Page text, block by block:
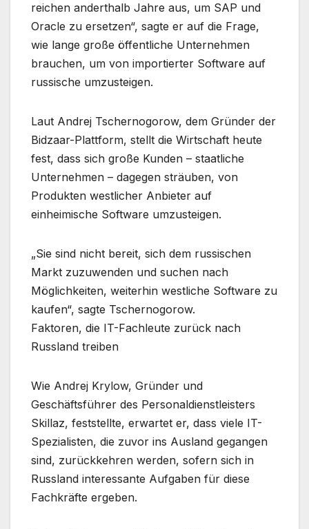
reichen anderthalb Jahre aus, um SAP und
Oracle zu ersetzen“, sagte er auf die Frage,
wie lange große öffentliche Unternehmen
brauchen, um von importierter Software auf
russische umzusteigen.
Laut Andrej Tschernogorow, dem Gründer der
Bidzaar-Plattform, stellt die Wirtschaft heute
fest, dass sich große Kunden – staatliche
Unternehmen – dagegen sträuben, von
Produkten westlicher Anbieter auf
einheimische Software umzusteigen.
„Sie sind nicht bereit, sich dem russischen
Markt zuzuwenden und suchen nach
Möglichkeiten, weiterhin westliche Software zu
kaufen“, sagte Tschernogorow.
Faktoren, die IT-Fachleute zurück nach
Russland treiben
Wie Andrej Krylow, Gründer und
Geschäftsführer des Personaldienstleisters
Skillaz, feststellte, erwartet er, dass viele IT-
Spezialisten, die zuvor ins Ausland gegangen
sind, zurückkehren werden, sofern sich in
Russland interessante Aufgaben für diese
Fachkräfte ergeben.